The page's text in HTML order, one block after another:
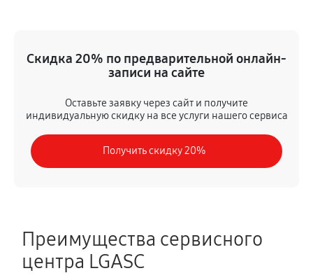
Замена шлейфа аудиосистемы LG SH5B
50 минут
Замена разъема питания
600 руб 40 минут
Замена динамика аудиосистемы LG SH5B
900 руб
Скидка 20% по предварительной онлайн-
записи на сайте
Оставьте заявку через сайт и получите
индивидуальную скидку на все услуги нашего сервиса
Получить скидку 20%
Преимущества сервисного
центра LGASC